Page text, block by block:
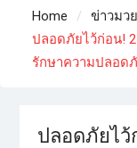
Home
ข่าวมว
ปลอดภัยไว้ก่อน!
รักษาความปลอด
ปลอดภัยไ